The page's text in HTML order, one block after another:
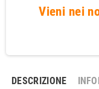
Vieni nei
DESCRIZIONE